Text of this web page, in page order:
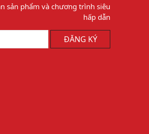
sản phẩm và chương trình siêu
hấp dẫn
ĐĂNG KÝ